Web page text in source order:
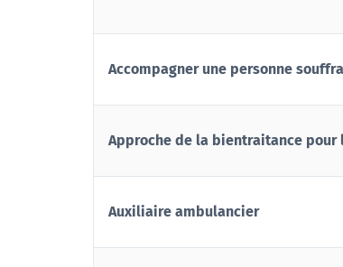
Accompagner une personne
Approche de la bientraitance
Auxiliaire ambulancier